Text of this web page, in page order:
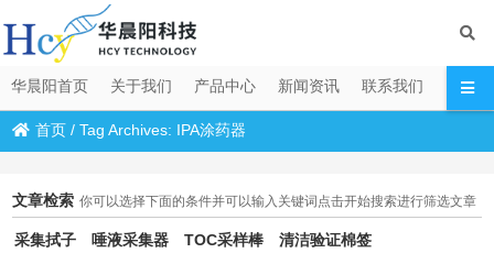
华晨阳首页 关于我们 产品中心 新闻资讯 联系我们
首页 /Tag Archives: IPA涂药器
文章检索 你可以选择下面的条件并可以输入关键词点击开始搜索进行筛选文章
采集拭子 唾液采集器 TOC采样棒 清洁验证棉签